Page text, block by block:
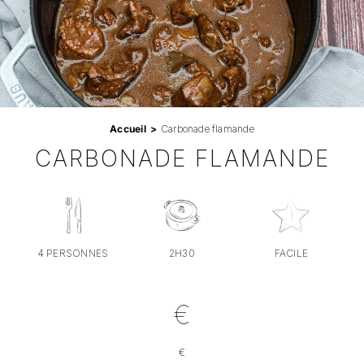
Professionnels
RECHERCHER:
Accueil Carbonade flamande
CARBONADE FLAMANDE
4 PERSONNES 2H30 FACILE
€